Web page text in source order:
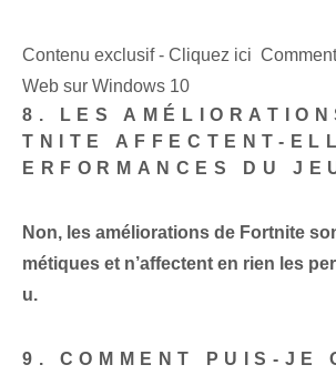
Contenu exclusif - Cliquez ici
Web sur Windows 10
8. LES
TNITE AFFECTENT-
ERFORMANCES DU
Non, les améliorations de Fortnite
métiques et n’affectent en rien les
u.
9. COMMENT PUIS-JE